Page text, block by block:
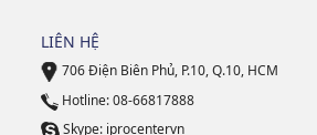
LIÊN HỆ
706 Điện Biên Phủ, P.10, Q.10, HCM
Hotline: 08-66817888
Skype: iprocentervn